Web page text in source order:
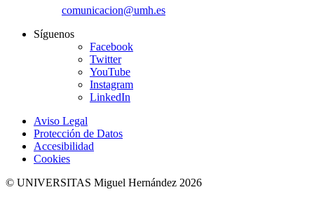
comunicacion@umh.es
Síguenos
Facebook
Twitter
YouTube
Instagram
LinkedIn
Aviso Legal
Protección de Datos
Accesibilidad
Cookies
© UNIVERSITAS Miguel Hernández 2026